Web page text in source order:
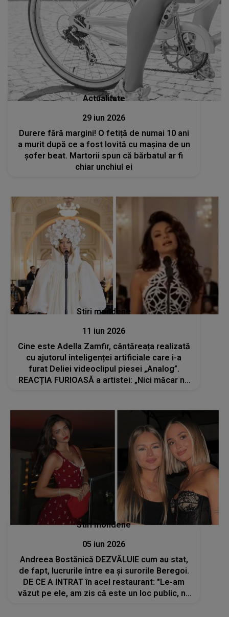
Actualitate
29 iun 2026
Durere fără margini! O fetiță de numai 10 ani
a murit după ce a fost lovită cu mașina de un
șofer beat. Martorii spun că bărbatul ar fi
chiar unchiul ei
Stiri mondene
11 iun 2026
Cine este Adella Zamfir, cântăreața realizată
cu ajutorul inteligenței artificiale care i-a
furat Deliei videoclipul piesei „Analog”.
REACȚIA FURIOASĂ a artistei: „Nici măcar nu
Stiri mondene
05 iun 2026
Andreea Bostănică DEZVĂLUIE cum au stat,
de fapt, lucrurile între ea și surorile Beregoi.
DE CE A INTRAT în acel restaurant: "Le-am
văzut pe ele, am zis că este un loc public, nu